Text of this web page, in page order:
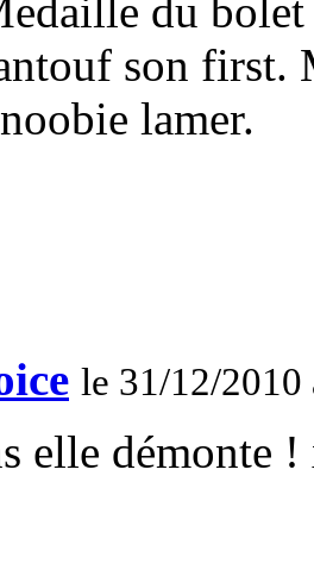
le 31/12/2010
elle démonte !